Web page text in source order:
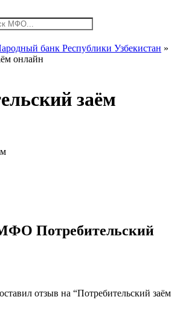
банк Республики Узбекистан »
онлайн
заём
Потребительский
отзыв на “Потребительский заём